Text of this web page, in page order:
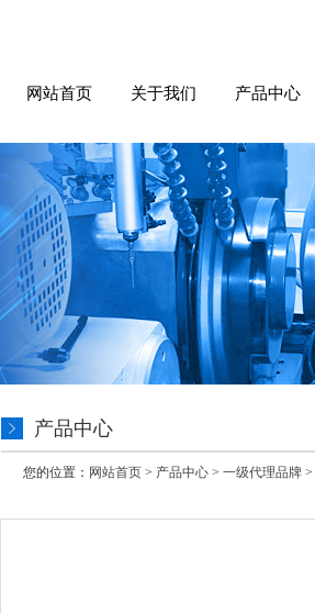
网站首页 关于我们 产品中心
产品中心
您的位置： 网站首页 > 产品中心 > 一级代理品牌 >